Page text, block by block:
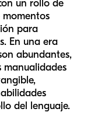
un rollo de
momentos
para
En una era
abundantes,
manualidades
del lenguaje.